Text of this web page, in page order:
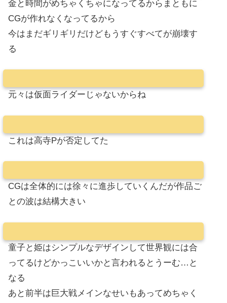
金と時間がめちゃくちゃになってるからまともに
CGが作れなくなってるから
今はまだギリギリだけどもうすぐすべてが崩壊す
る
元々は仮面ライダーじゃないからね
これは高寺Pが否定してた
CGは全体的には徐々に進歩していくんだが作品ご
との波は結構大きい
童子と姫はシンプルなデザインして世界観には合
ってるけどかっこいいかと言われるとうーむ…と
なる
あと前半は巨大戦メインなせいもあってめちゃく